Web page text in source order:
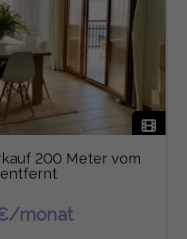
200 Meter vom
monat